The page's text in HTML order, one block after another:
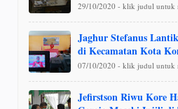
29/10/2020 - klik judul untuk
Jaghur Stefanus
di Kecamatan Kota
07/10/2020 - klik judul untuk
Jefirstson Riwu Kore